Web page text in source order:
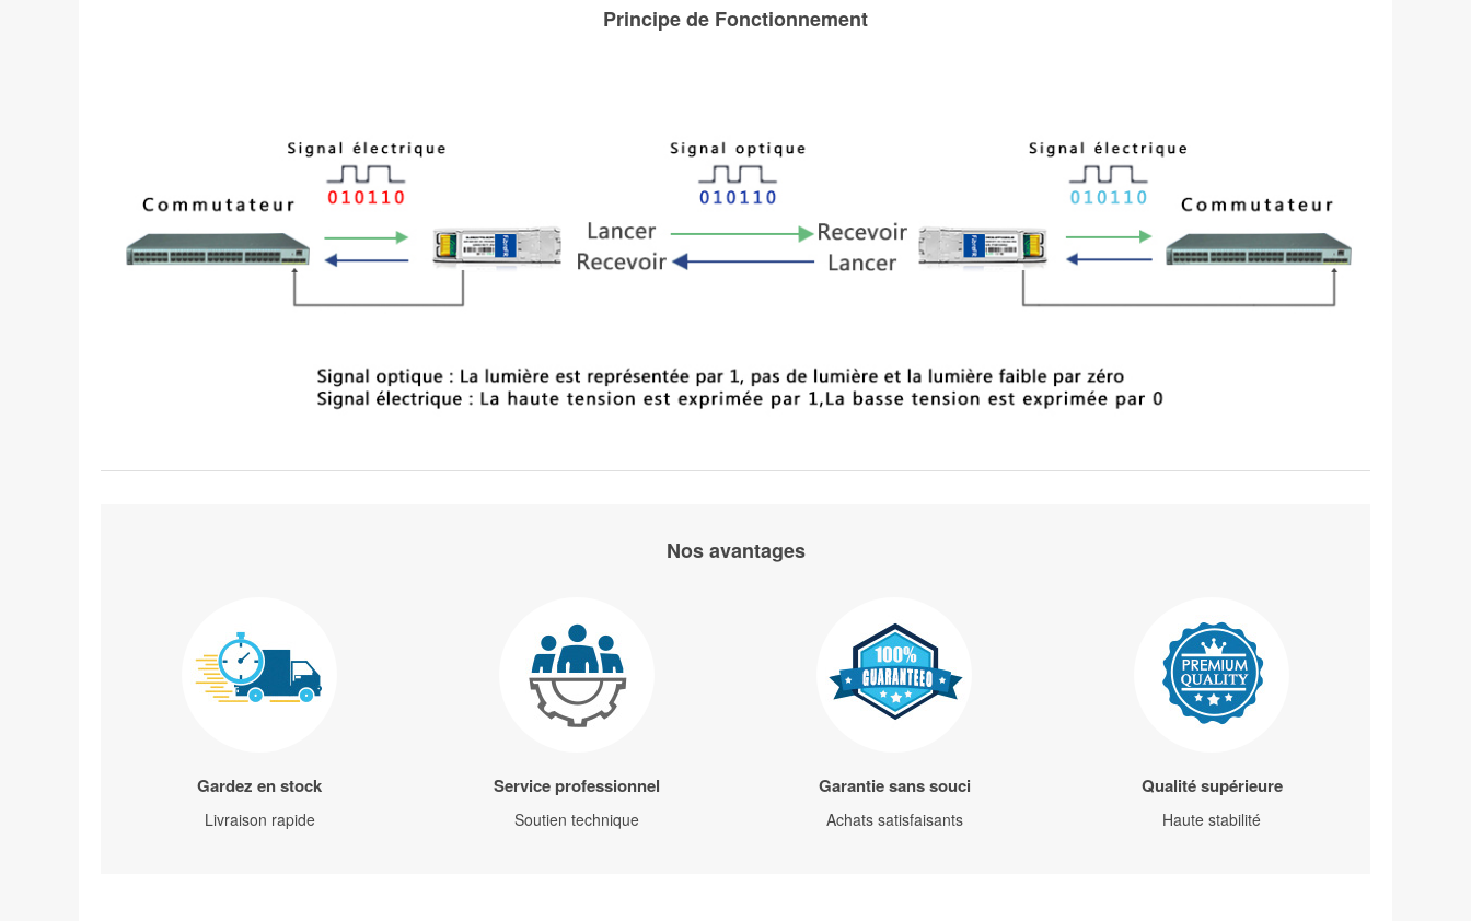
Principe de Fonctionnement
Nos avantages
Gardez en stock
Livraison rapide
Service professionnel
Soutien technique
Garantie sans souci
Achats satisfaisants
Qualité supérieure
Haute stabilité